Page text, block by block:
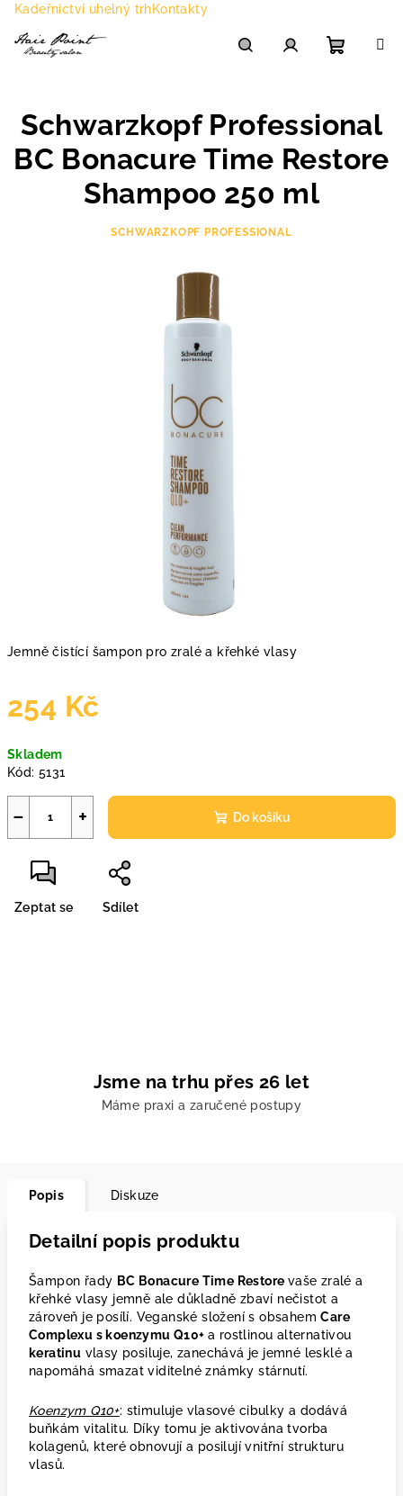
Přejít
obsah
Kadeřnictví uhelný trhKontakty
košík
Jemně čistící šampon pro zralé a křehké vlasy
254 Kč
cena:
Skladem
Kód: 5131
+
− Do košíku
Zeptat se Sdílet
Schwarzkopf Professional
BC Bonacure Time Restore
Shampoo 250 ml
SCHWARZKOPF PROFESSIONAL
Jsme na trhu přes 26 let
Máme praxi a zaručené postupy
Popis Diskuze
Detailní popis produktu
Šampon řady BC Bonacure Time Restore vaše zralé a
křehké vlasy jemně ale důkladně zbaví nečistot a
zároveň je posílí. Veganské složení s obsahemCare
Complexu s koenzymu Q10+ a rostlinou alternativou
keratinu vlasy posiluje, zanechává je jemné lesklé a
napomáhá smazat viditelné známky stárnutí.
Koenzym Q10+: stimuluje vlasové cibulky a dodává
buňkám vitalitu. Díky tomu je aktivována tvorba
kolagenů, které obnovují a posilují vnitřní strukturu
vlasů.